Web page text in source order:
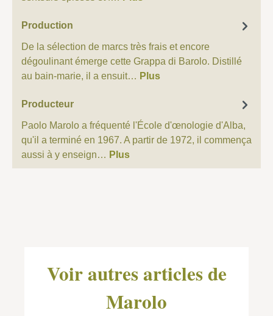
Production
De la sélection de marcs très frais et encore
dégoulinant émerge cette Grappa di Barolo. Distillé
au bain-marie, il a ensuit… Plus
Producteur
Paolo Marolo a fréquenté l'École d'œnologie d'Alba,
qu'il a terminé en 1967. A partir de 1972, il commença
aussi à y enseign… Plus
Voir autres articles de
Marolo